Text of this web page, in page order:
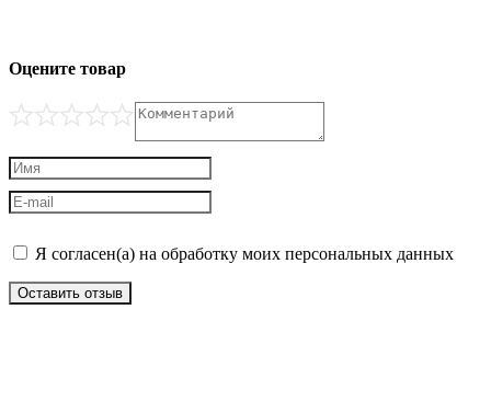
Оцените товар
Я согласен(а) на обработку моих персональных данных
Оставить отзыв